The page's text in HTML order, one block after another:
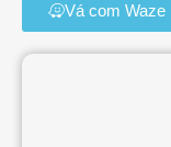
Vá com Waze